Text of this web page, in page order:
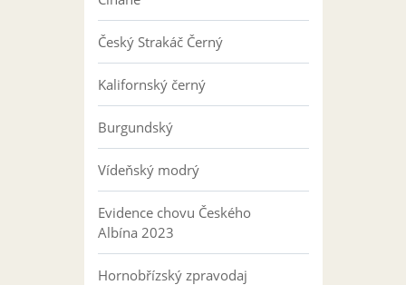
Český Strakáč Černý
Kalifornský černý
Burgundský
Vídeňský modrý
Evidence chovu Českého
Albína 2023
Hornobřízský zpravodaj